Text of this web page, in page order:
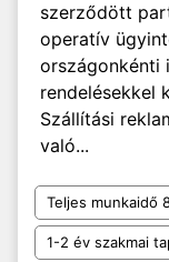
szerződött
operatív
országonkénti
rendelésekkel
Szállítási
való...
Teljes munkaidő
1-2 év szakmai